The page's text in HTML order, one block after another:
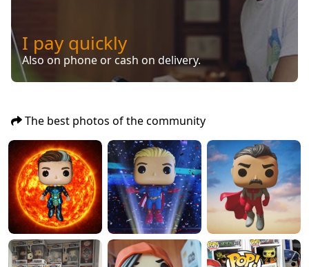
I pay quickly
Also on phone or cash on delivery.
The best photos of the community